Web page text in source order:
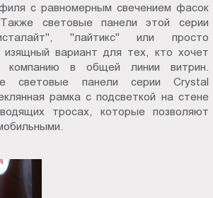
с равномерным свечением фасок
световые панели этой серии
"лайтикс" или просто
вариант для тех, кто хочет
компанию в общей линии витрин.
световые панели серии Crystal
рамка с подсветкой на стене
тросах, которые позволяют